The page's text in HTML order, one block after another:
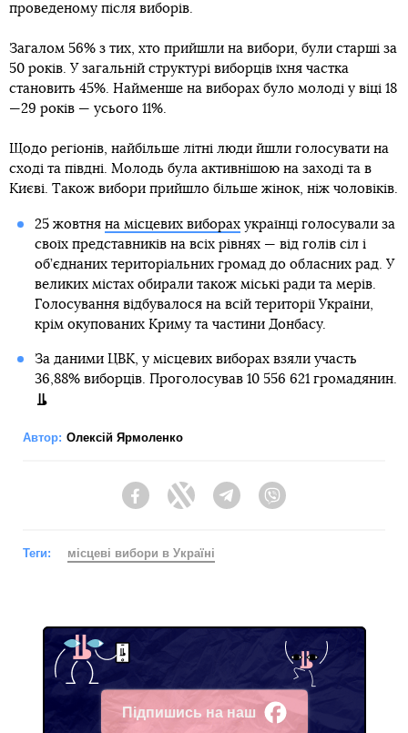
проведеному після виборів.
Загалом 56% з тих, хто прийшли на вибори, були старші за
50 років. У загальній структурі виборців їхня частка
становить 45%. Найменше на виборах було молоді у віці 18
—29 років — усього 11%.
Щодо регіонів, найбільше літні люди йшли голосувати на
сході та півдні. Молодь була активнішою на заході та в
Києві. Також вибори прийшло більше жінок, ніж чоловіків.
25 жовтня на місцевих виборахукраїнці голосували за
своїх представників на всіх рівнях — від голів сіл і
об’єднаних територіальних громад до обласних рад. У
великих містах обирали також міські ради та мерів.
Голосування відбувалося на всій території України,
крім окупованих Криму та частини Донбасу.
За даними ЦВК, у місцевих виборах взяли участь
36,88% виборців. Проголосував 10 556 621 громадянин.
Автор: Олексій Ярмоленко
FacebookTwitter Telegram
Теги: місцеві вибори в Україні
Підпишись на наш
Facebook